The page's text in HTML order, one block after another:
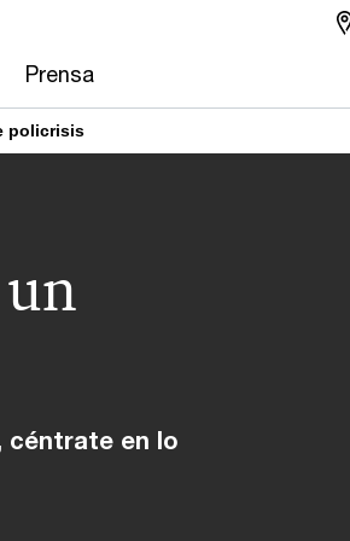
Prensa
policrisis
céntrate en lo